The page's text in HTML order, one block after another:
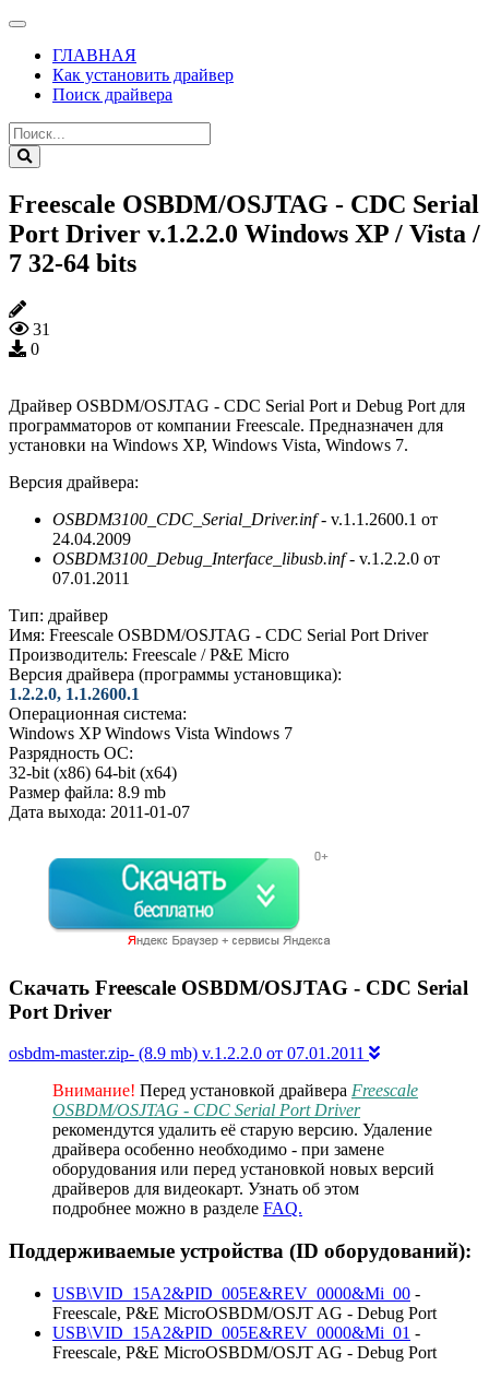
ГЛАВНАЯ
Как установить драйвер
Поиск драйвера
Freescale OSBDM/OSJTAG - CDC Serial
Port Driver v.1.2.2.0 Windows XP / Vista /
7 32-64 bits
31
0
Драйвер OSBDM/OSJTAG - CDC Serial Port и Debug Port для
программаторов от компании Freescale. Предназначен для
установки на Windows XP, Windows Vista, Windows 7.
Версия драйвера:
OSBDM3100_CDC_Serial_Driver.inf- v.1.1.2600.1 от
24.04.2009
OSBDM3100_Debug_Interface_libusb.inf- v.1.2.2.0 от
07.01.2011
Тип: драйвер
Имя: Freescale OSBDM/OSJTAG - CDC Serial Port Driver
Производитель: Freescale / P&E Micro
Версия драйвера (программы установщика):
1.2.2.0, 1.1.2600.1
Операционная система:
Windows XP Windows Vista Windows 7
Разрядность ОС:
32-bit (x86) 64-bit (x64)
Размер файла: 8.9 mb
Дата выхода: 2011-01-07
Скачать Freescale OSBDM/OSJTAG - CDC Serial
Port Driver
osbdm-master.zip- (8.9 mb) v.1.2.2.0 от 07.01.2011
Внимание! Перед установкой драйвера Freescale
OSBDM/OSJTAG - CDC Serial Port Driver
рекомендутся удалить её старую версию. Удаление
драйвера особенно необходимо - при замене
оборудования или перед установкой новых версий
драйверов для видеокарт. Узнать об этом
подробнее можно в разделе FAQ.
Поддерживаемые устройства (ID оборудований):
USB\VID_15A2&PID_005E&REV_0000&Mi_00 -
Freescale, P&E MicroOSBDM/OSJT AG - Debug Port
USB\VID_15A2&PID_005E&REV_0000&Mi_01 -
Freescale, P&E MicroOSBDM/OSJT AG - Debug Port